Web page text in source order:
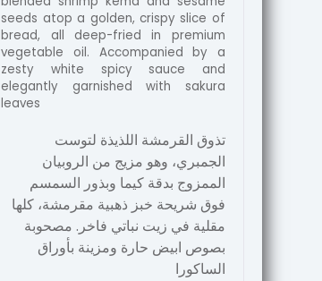
seeds atop a golden, crispy slice of
bread, all deep-fried in premium
vegetable oil. Accompanied by a
zesty white spicy sauce and
elegantly garnished with sakura
leaves
تذوق القرمشة اللذيذة لتوست
الجمبري، وهو مزيج من الروبيان
الممزوج بدقة كيما وبذور السمسم
فوق شريحة خبز ذهبية مقرمشة، كلها
مقلية في زيت نباتي فاخر. مصحوبة
بصوص ابيض حارة ومزينة بأوراق
الساكورا